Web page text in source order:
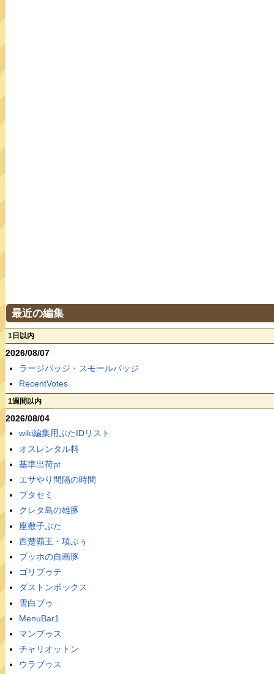
最近の編集
1日以内
2026/08/07
ラージバッジ・スモールバッジ
RecentVotes
1週間以内
2026/08/04
wiki編集用ぶたIDリスト
オスレンタル料
基準出荷pt
エサやり間隔の時間
ブタセミ
クレタ島の雄豚
座敷子ぶた
西楚覇王・項ぶぅ
ブッホの自画豚
ゴリブゥテ
ダストンボックス
雪白ブゥ
MenuBar1
マンブゥス
チャリオットン
ウラブゥス